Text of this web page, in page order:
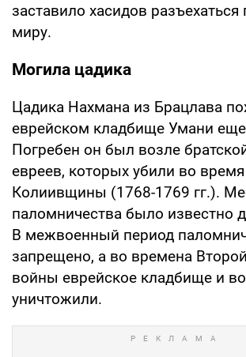
заставило хасидов разъехаться
миру.
Могила цадика
Цадика Нахмана из Брацлава
еврейском кладбище Умани еще
Погребен он был возле
евреев, которых убили во время
Колиивщины (1768-1769 гг.).
паломничества было известно
В межвоенный период
запрещено, а во времена
войны еврейское кладбище и
уничтожили.